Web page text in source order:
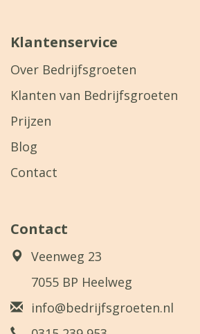
Klantenservice
Over Bedrijfsgroeten
Klanten van Bedrijfsgroeten
Prijzen
Blog
Contact
Contact
Veenweg 23
7055 BP Heelweg
info@bedrijfsgroeten.nl